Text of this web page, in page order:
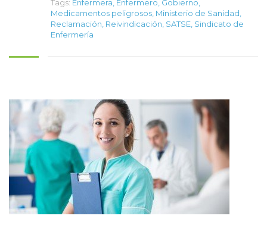
Tags: Enfermera Enfermero Gobierno
Medicamentos peligrosos Ministerio de Sanidad
Reclamación Reivindicación SATSE Sindicato de
Enfermería